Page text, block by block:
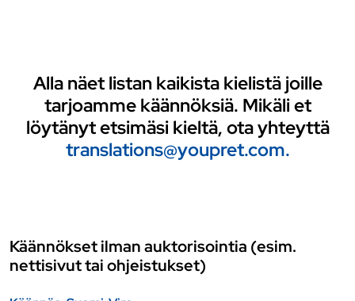
Alla näet listan kaikista kielistä joille
tarjoamme käännöksiä. Mikäli et
löytänyt etsimäsi kieltä, ota yhteyttä
translations@youpret.com.
Käännökset ilman auktorisointia (esim.
nettisivut tai ohjeistukset)